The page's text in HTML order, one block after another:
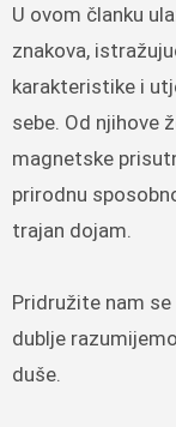
U ovom članku
znakova,
karakteristike i
sebe. Od njihove
magnetske
prirodnu
trajan dojam.
Pridružite nam
dublje
duše.